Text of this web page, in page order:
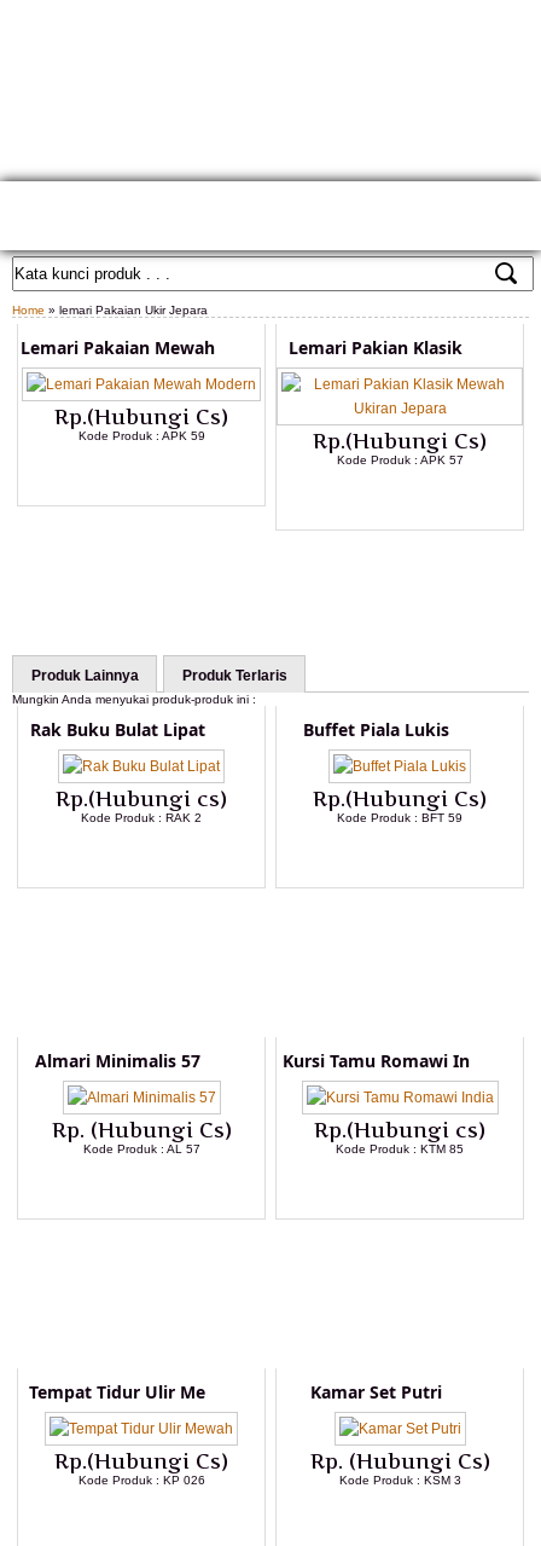
Home » lemari Pakaian Ukir Jepara
Lemari Pakaian Mewah
Rp.(Hubungi Cs)
Kode Produk : APK 59
Lemari Pakian Klasik
Rp.(Hubungi Cs)
Kode Produk : APK 57
Produk Lainnya Produk Terlaris
Mungkin Anda menyukai produk-produk ini :
Rak Buku Bulat Lipat
Rp.(Hubungi cs)
Kode Produk : RAK 2
Buffet Piala Lukis
Rp.(Hubungi Cs)
Kode Produk : BFT 59
Almari Minimalis 57
Rp. (Hubungi Cs)
Kode Produk : AL 57
Kursi Tamu Romawi In
Rp.(Hubungi cs)
Kode Produk : KTM 85
Tempat Tidur Ulir Me
Rp.(Hubungi Cs)
Kode Produk : KP 026
Kamar Set Putri
Rp. (Hubungi Cs)
Kode Produk : KSM 3